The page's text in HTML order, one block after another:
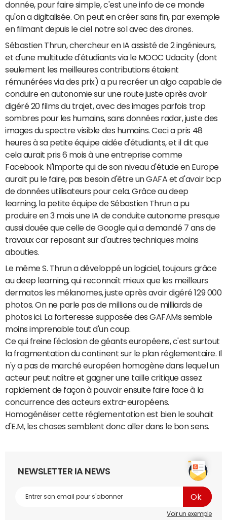
donnée, pour faire simple, c'est une info de ce monde
qu'on a digitalisée. On peut en créer sans fin, par exemple
en filmant depuis le ciel notre sol avec des drones.
Sébastien Thrun, chercheur en IA assisté de 2 ingénieurs,
et d'une multitude d'étudiants via le MOOC Udacity (dont
seulement les meilleures contributions étaient
rémunérées via des prix) a pu recréer un algo capable de
conduire en autonomie sur une route juste après avoir
digéré 20 films du trajet, avec des images parfois trop
sombres pour les humains, sans données radar, juste des
images du spectre visible des humains. Ceci a pris 48
heures à sa petite équipe aidée d'étudiants, et il dit que
cela aurait pris 6 mois à une entreprise comme
Facebook. N'importe qui de son niveau d'étude en Europe
aurait pu le faire, pas besoin d'être un GAFA et d'avoir bcp
de données utilisateurs pour cela. Grâce au deep
learning, la petite équipe de Sébastien Thrun a pu
produire en 3 mois une IA de conduite autonome presque
aussi douée que celle de Google qui a demandé 7 ans de
travaux car reposant sur d'autres techniques moins
abouties.
Le même S. Thrun a développé un logiciel, toujours grâce
au deep learning, qui reconnaît mieux que les meilleurs
dermatos les mélanomes, juste après avoir digéré 129 000
photos. On ne parle pas de millions ou de milliards de
photos ici. La forteresse supposée des GAFAMs semble
moins imprenable tout d'un coup.
Ce qui freine l'éclosion de géants européens, c'est surtout
la fragmentation du continent sur le plan réglementaire. Il
n'y a pas de marché européen homogène dans lequel un
acteur peut naître et gagner une taille critique assez
rapidement de façon à pouvoir ensuite faire face à la
concurrence des acteurs extra-européens.
Homogénéiser cette réglementation est bien le souhait
d'E.M, les choses semblent donc aller dans le bon sens.
NEWSLETTER IA NEWS
Voir un exemple